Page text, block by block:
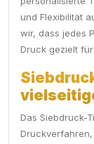
und Flexibilität
wir, dass jedes
Druck gezielt
Das Siebdruck-